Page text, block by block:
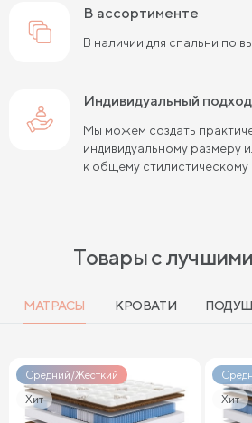
в ассортименте
В наличии для спальни по
Индивидуальный подход
Мы можем создать
индивидуальному размеру
к общему
Товары с
МАТРАСЫ КРОВАТИ
Средний/Жесткий
Хит
Хит